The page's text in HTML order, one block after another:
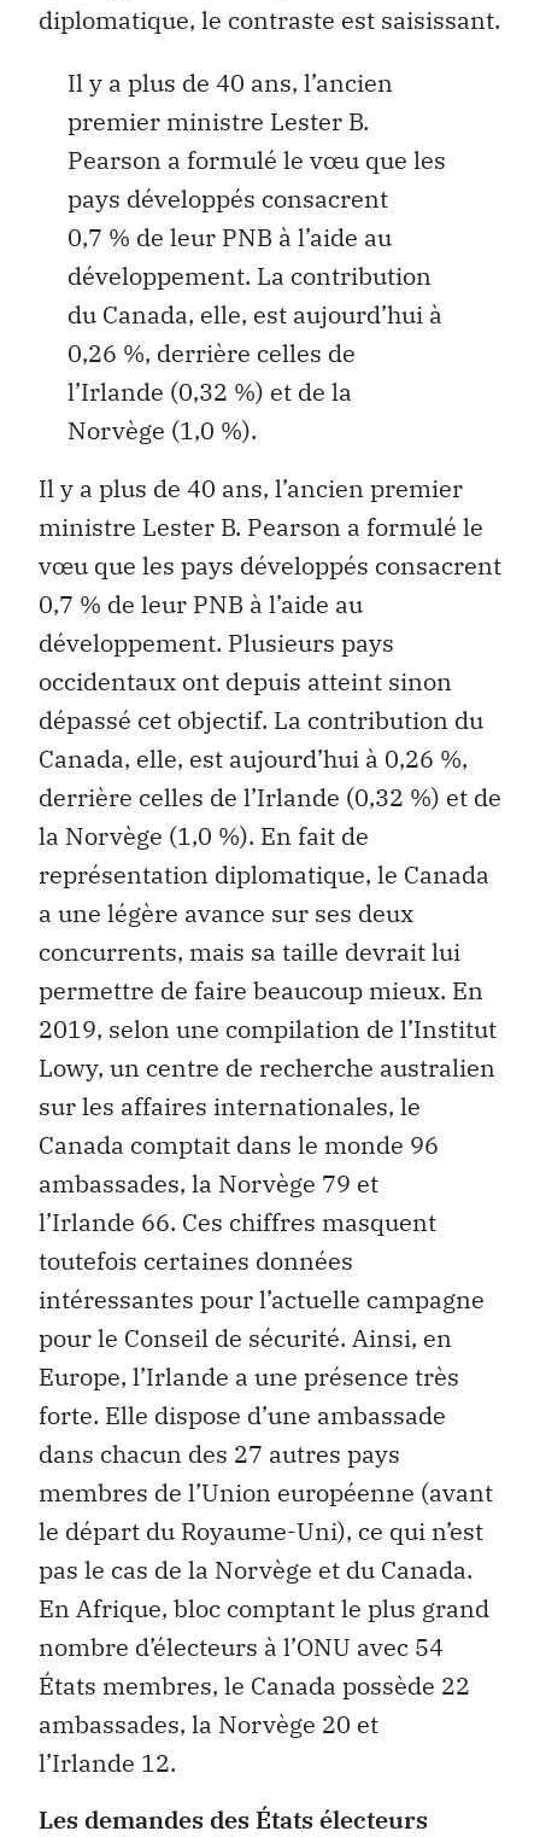
diplomatique, le contraste est saisissant.
Il y a plus de 40 ans, l’ancien
premier ministre Lester B.
Pearson a formulé le vœu que les
pays développés consacrent
0,7 % de leur PNB à l’aide au
développement. La contribution
du Canada, elle, est aujourd’hui à
0,26 %, derrière celles de
l’Irlande (0,32 %) et de la
Norvège (1,0 %).
Il y a plus de 40 ans, l’ancien premier
ministre Lester B. Pearson a formulé le
vœu que les pays développés consacrent
0,7 % de leur PNB à l’aide au
développement. Plusieurs pays
occidentaux ont depuis atteint sinon
dépassé cet objectif. La contribution du
Canada, elle, est aujourd’hui à 0,26 %,
derrière celles de l’Irlande (0,32 %) et de
la Norvège (1,0 %). En fait de
représentation diplomatique, le Canada
a une légère avance sur ses deux
concurrents, mais sa taille devrait lui
permettre de faire beaucoup mieux. En
2019, selon une compilation de l’Institut
Lowy, un centre de recherche australien
sur les affaires internationales, le
Canada comptait dans le monde 96
ambassades, la Norvège 79 et
l’Irlande 66. Ces chiffres masquent
toutefois certaines données
intéressantes pour l’actuelle campagne
pour le Conseil de sécurité. Ainsi, en
Europe, l’Irlande a une présence très
forte. Elle dispose d’une ambassade
dans chacun des 27 autres pays
membres de l’Union européenne (avant
le départ du Royaume-Uni), ce qui n’est
pas le cas de la Norvège et du Canada.
En Afrique, bloc comptant le plus grand
nombre d’électeurs à l’ONU avec 54
États membres, le Canada possède 22
ambassades, la Norvège 20 et
l’Irlande 12.
Les demandes des États électeurs